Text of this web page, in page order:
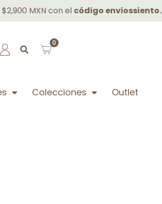
con elcódigo enviossiento. Tel:
0
Colecciones Outlet